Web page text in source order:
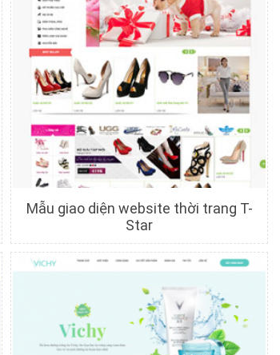
Chi tiết Xem trước
Mẫu giao diện website thời trang T-
Star